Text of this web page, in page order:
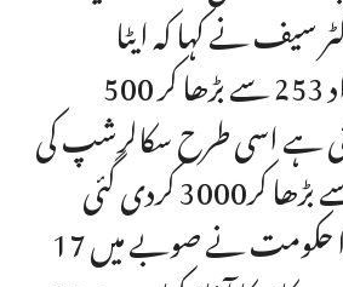
سیف نے کہا کہ ایٹا
سکالرشپ کی تعداد 253 سے بڑھا کر 500
ہے اسی طرح سکالرشپ کی
رقم بھی 1500 سے بڑھا کر3000 کردی گئی
ہے۔خیبر پختونخوا حکومت نے صوبے میں 17